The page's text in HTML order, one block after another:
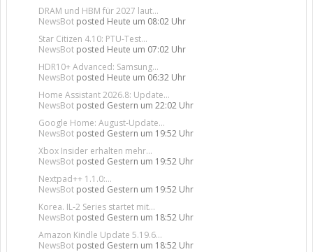
DRAM und HBM für 2027 laut...
NewsBot posted Heute um 08:02 Uhr
Star Citizen 4.10: PTU-Test...
NewsBot posted Heute um 07:02 Uhr
HDR10+ Advanced: Samsung...
NewsBot posted Heute um 06:32 Uhr
Home Assistant 2026.8: Update...
NewsBot posted Gestern um 22:02 Uhr
Google Home: August-Update...
NewsBot posted Gestern um 19:52 Uhr
Xbox Insider erhalten mehr...
NewsBot posted Gestern um 19:52 Uhr
Nextpad++ 1.1.0:...
NewsBot posted Gestern um 19:52 Uhr
Korea. IL-2 Series startet mit...
NewsBot posted Gestern um 18:52 Uhr
Amazon Kindle Update 5.19.6...
NewsBot posted Gestern um 18:52 Uhr